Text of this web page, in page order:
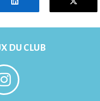
DU CLUB